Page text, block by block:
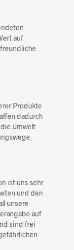
auf
Produkte
dadurch
Umwelt
ist uns sehr
und den
unsere
auf
sind frei